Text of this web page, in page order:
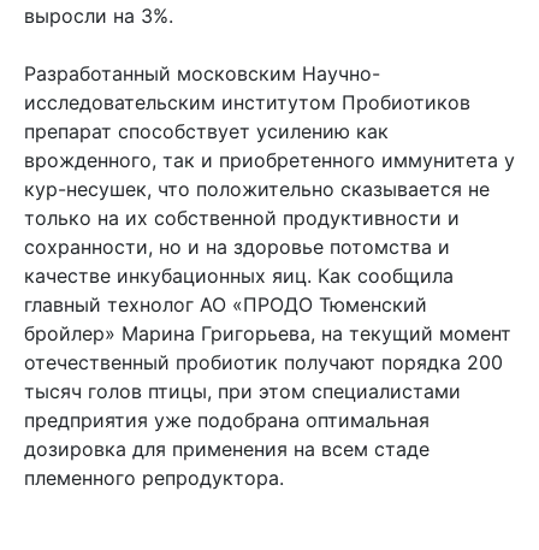
выросли на 3%.
Разработанный московским Научно-
исследовательским институтом Пробиотиков
препарат способствует усилению как
врожденного, так и приобретенного иммунитета у
кур-несушек, что положительно сказывается не
только на их собственной продуктивности и
сохранности, но и на здоровье потомства и
качестве инкубационных яиц. Как сообщила
главный технолог АО «ПРОДО Тюменский
бройлер» Марина Григорьева, на текущий момент
отечественный пробиотик получают порядка 200
тысяч голов птицы, при этом специалистами
предприятия уже подобрана оптимальная
дозировка для применения на всем стаде
племенного репродуктора.